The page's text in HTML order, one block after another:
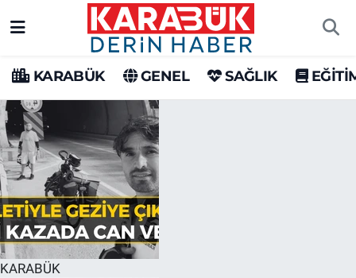
KARABÜK GENEL SAĞLIK
KARABÜK
Karabük Hava Durumu
Karabük Trafik Yoğunluk Haritası
Süper Lig Puan Durumu ve Fikstür
Tüm Manşetler
Son Dakika Haberleri